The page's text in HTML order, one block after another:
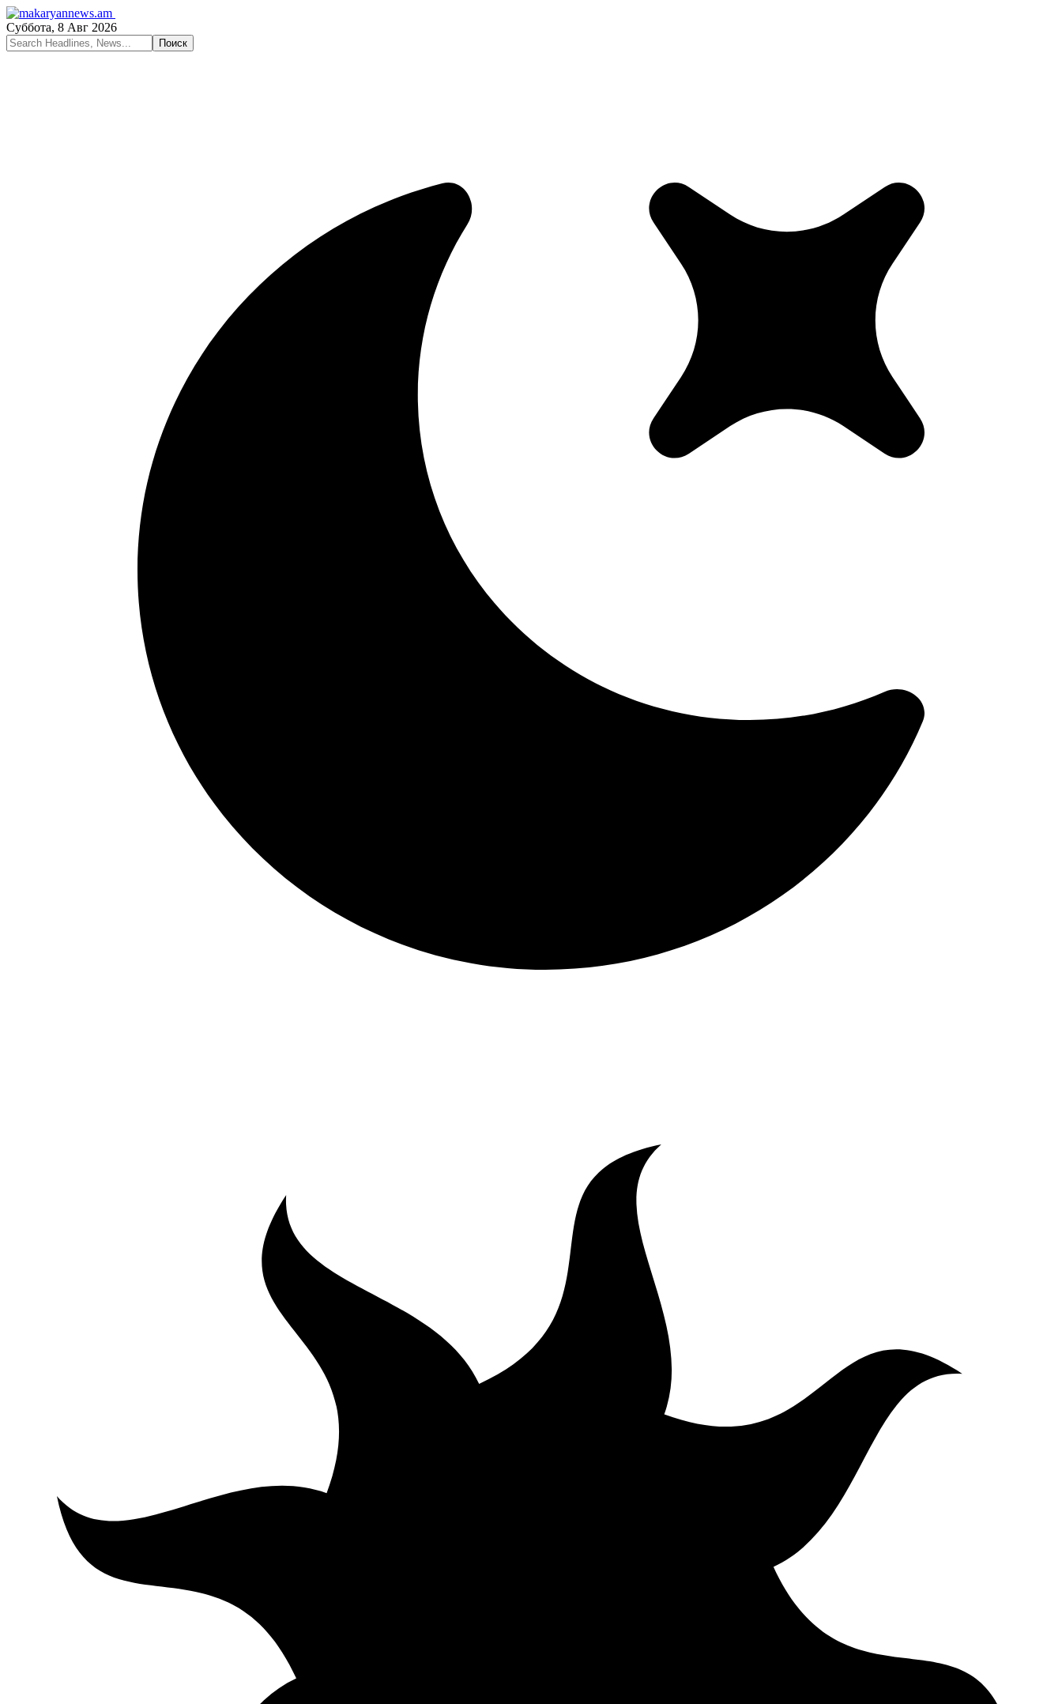
Суббота, 8 Авг 2026